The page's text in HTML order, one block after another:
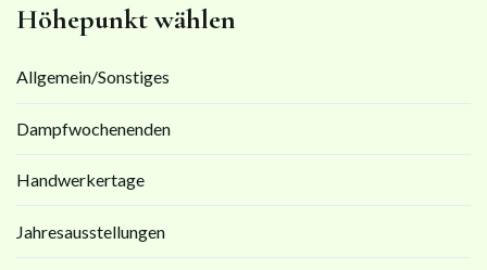
Höhepunkt wählen
Allgemein/Sonstiges
Dampfwochenenden
Handwerkertage
Jahresausstellungen